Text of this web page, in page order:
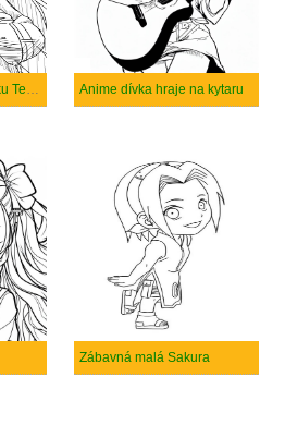
Dívka z anime Mushoku Tensei Anime dívka hraje na kytaru
Zábavná malá Sakura